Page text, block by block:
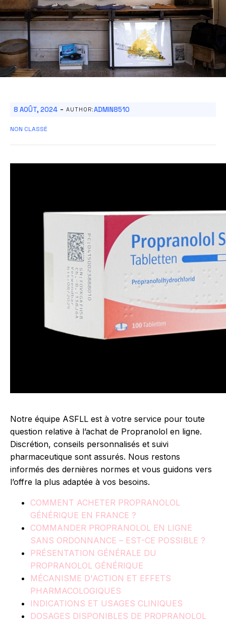
8 AOÛT, 2024 - AUTHOR:ADMIN8510
NON CLASSÉ
Notre équipe ASFLL est à votre service pour toute
question relative à l’achat de Propranolol en ligne.
Discrétion, conseils personnalisés et suivi
pharmaceutique sont assurés. Nous restons
informés des dernières normes et vous guidons vers
l’offre la plus adaptée à vos besoins.
COMMENT ACHETER PROPRANOLOL
GÉNÉRIQUE EN FRANCE ?
COMMANDER PROPRANOLOL EN LIGNE
SANS ORDONNANCE – EST-CE POSSIBLE ?
PRÉSENTATION GÉNÉRALE DU
PROPRANOLOL GÉNÉRIQUE
MÉCANISME D'ACTION ET EFFETS
PHARMACOLOGIQUES
INDICATIONS ET USAGES CLINIQUES
DOSAGES DISPONIBLES DE PROPRANOLOL